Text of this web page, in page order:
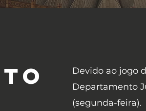
Devido ao jogo
Departamento
(segunda-feira).